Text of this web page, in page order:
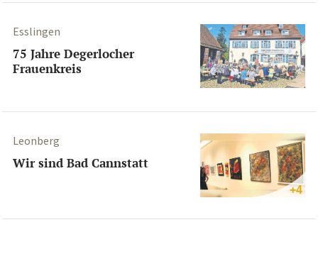
Esslingen
75 Jahre Degerlocher
Frauenkreis
+4
Leonberg
Wir sind Bad Cannstatt